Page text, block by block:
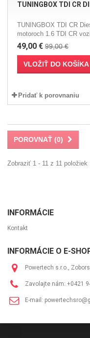
TUNINGBOX TDI CR
TUNINGBOX TDI CR
motoroch 1.6 TDI CR
49,00 € 99,00 €
VLOŽIŤ DO KOŠÍKA
Pridať k porovnaniu
POROVNAŤ (0)
Zobraziť 1 - 11 z 11 položiek
INFORMÁCIE
Kontakt
INFORMÁCIE O E-
Powertech s.r.o.,
Zavolajte nám: +0421
E-mail: